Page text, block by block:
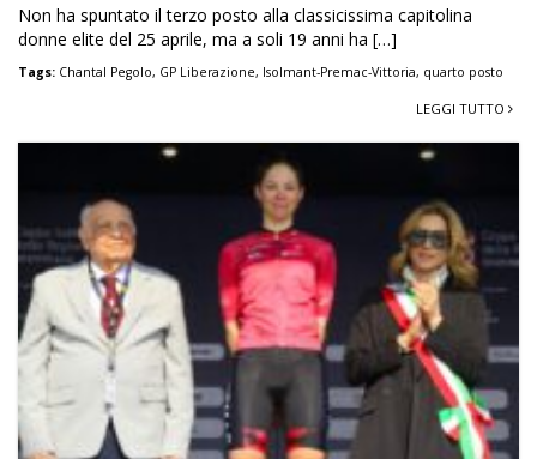
Non ha spuntato il terzo posto alla classicissima capitolina
donne elite del 25 aprile, ma a soli 19 anni ha […]
Tags: Chantal Pegolo, GP Liberazione, Isolmant-Premac-Vittoria, quarto posto
LEGGI TUTTO